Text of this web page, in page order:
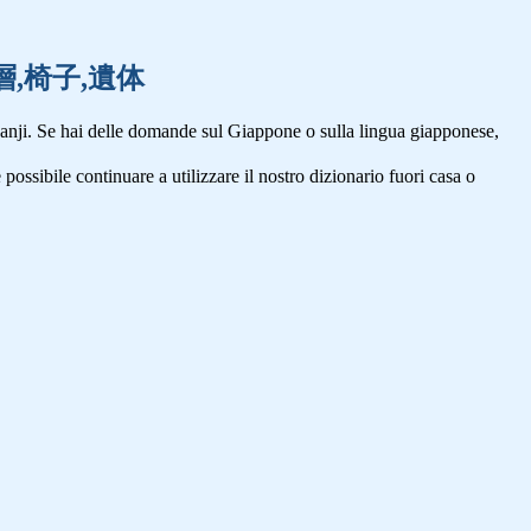
,椅子,遺体
Se hai delle domande sul Giappone o sulla lingua giapponese,
possibile continuare a utilizzare il nostro dizionario fuori casa o